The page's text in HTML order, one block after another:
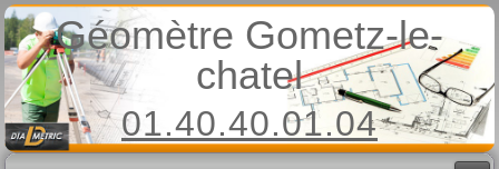
Géomètre Gometz-le-
chatel
01.40.40.01.04